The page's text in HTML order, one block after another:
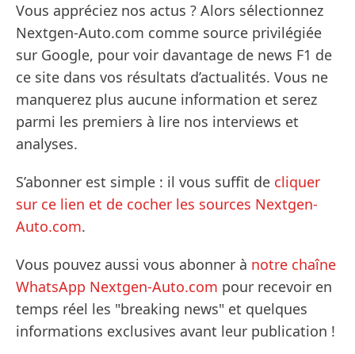
Vous appréciez nos actus ? Alors sélectionnez
Nextgen-Auto.com comme source privilégiée
sur Google, pour voir davantage de news F1 de
ce site dans vos résultats d’actualités. Vous ne
manquerez plus aucune information et serez
parmi les premiers à lire nos interviews et
analyses.
S’abonner est simple : il vous suffit de cliquer
sur ce lien et de cocher les sources Nextgen-
Auto.com.
Vous pouvez aussi vous abonner à notre chaîne
WhatsApp Nextgen-Auto.com pour recevoir en
temps réel les "breaking news" et quelques
informations exclusives avant leur publication !